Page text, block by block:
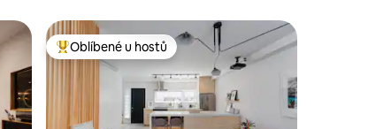
Nejlepší v kategorii Oblíbené u hostů
Oblíbené u hostů